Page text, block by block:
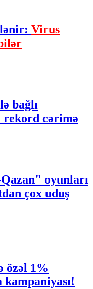
Virus
bağlı
rekord cərimə
oyunları
çox uduş
özəl 1%